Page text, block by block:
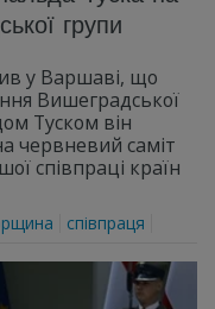
групи
у Варшаві, що
Вишеградської
Туском він
червневий саміт
співпраці країн
співпраця